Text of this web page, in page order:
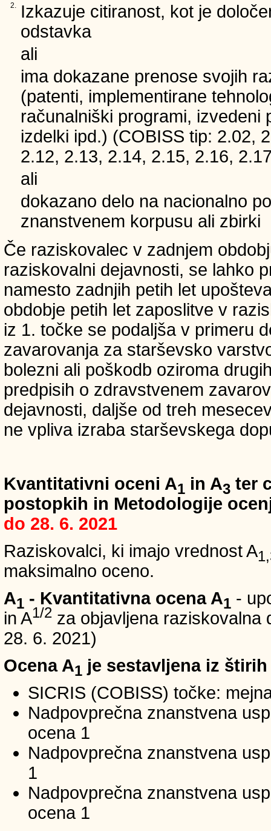
2.
Izkazuje citiranost, kot je
odstavka
ali
ima dokazane prenose svojih
(patenti, implementirane
računalniški programi, izvedeni
izdelki ipd.) (COBISS tip: 2.02,
2.12, 2.13, 2.14, 2.15, 2.16,
ali
dokazano delo na nacionalno
znanstvenem korpusu ali zbirki
Če raziskovalec v zadnjem
raziskovalni dejavnosti, se lahko
namesto zadnjih petih let
obdobje petih let zaposlitve v
iz 1. točke se podaljša v primeru
zavarovanja za starševsko
bolezni ali poškodb oziroma
predpisih o zdravstvenem
dejavnosti, daljše od treh
ne vpliva izraba starševskega
Kvantitativni oceni A1 in A3 ter
postopkih in Metodologije
do 28. 6. 2021
Raziskovalci, ki imajo vrednost A
maksimalno oceno.
A1 - Kvantitativna ocena A1 -
in A1/2 za objavljena raziskovalna
28. 6. 2021)
Ocena A1 je sestavljena iz
SICRIS (COBISS) točke:
Nadpovprečna znanstvena
ocena 1
Nadpovprečna znanstvena
1
Nadpovprečna znanstvena
ocena 1